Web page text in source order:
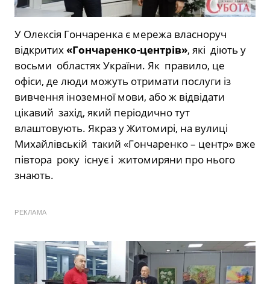
У Олексія Гончаренка є мережа власноруч
відкритих«Гончаренко-центрів», які діють у
восьми областях України. Як правило, це
офіси, де люди можуть отримати послуги із
вивчення іноземної мови, або ж відвідати
цікавий захід, який періодично тут
влаштовують. Якраз у Житомирі, на вулиці
Михайлівській такий «Гончаренко – центр» вже
півтора року існує і житомиряни про нього
знають.
РЕКЛАМА